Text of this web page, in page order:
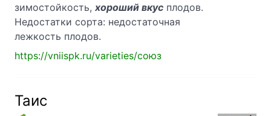
зимостойкость, хороший вкус плодов.
Недостатки сорта: недостаточная
лежкость плодов.
https://vniispk.ru/varieties/союз
Таис